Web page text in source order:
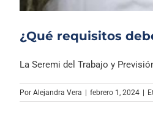
¿Qué requisitos
La Seremi del Trabajo y
Por Alejandra Vera febrero 1, 2024